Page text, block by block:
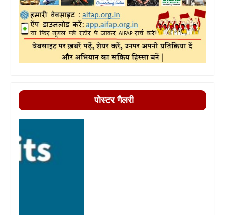
पोस्टर गैलरी